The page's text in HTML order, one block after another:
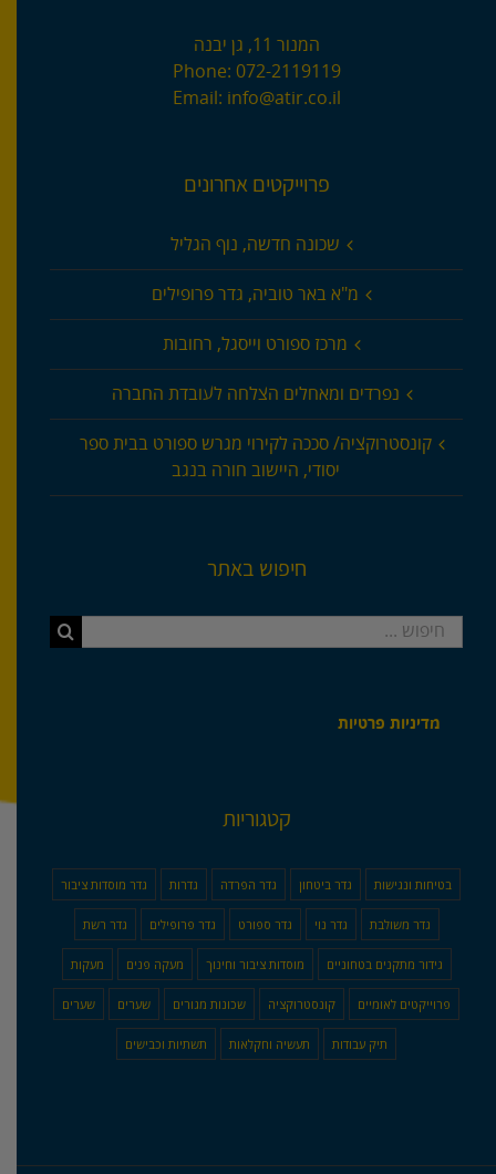
המנור 11, גן יבנה
Phone: 072-2119119
Email: info@atir.co.il
פרוייקטים אחרונים
שכונה חדשה, נוף הגליל
מ"א באר טוביה, גדר פרופילים
מרכז ספורט וייסגל, רחובות
נפרדים ומאחלים הצלחה לעובדת החברה
קונסטרוקציה/ סככה לקירוי מגרש ספורט בבית ספר
יסודי, היישוב חורה בנגב
חיפוש באתר
חיפוש...
מדיניות פרטיות
קטגוריות
בטיחות ונגישות גדר ביטחון גדר הפרדה גדרות גדר מוסדות ציבור
גדר משולבת גדר נוי גדר ספורט גדר פרופילים גדר רשת
גידור מתקנים בטחוניים מוסדות ציבור וחינוך מעקה פנים מעקות
פרוייקטים לאומיים קונסטרוקציה שכונות מגורים שערים שערים
תיק עבודות תעשיה וחקלאות תשתיות וכבישים